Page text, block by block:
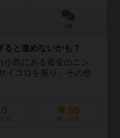
ると進めないかも？
小島にある黄金のニン
イコロを振り、その色
り
59
持ってる